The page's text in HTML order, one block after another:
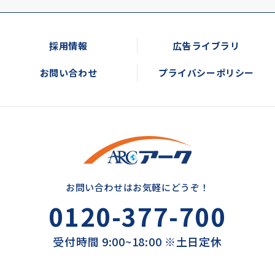
採用情報 広告ライブラリ
お問い合わせ プライバシーポリシー
お問い合わせはお気軽にどうぞ！
0120-377-700
受付時間 9:00~18:00 ※土日定休